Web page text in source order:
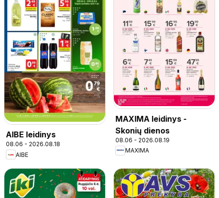
AIBE leidinys
08.06 - 2026.08.18
AIBE
MAXIMA leidinys -
Skonių dienos
08.06 - 2026.08.19
MAXIMA